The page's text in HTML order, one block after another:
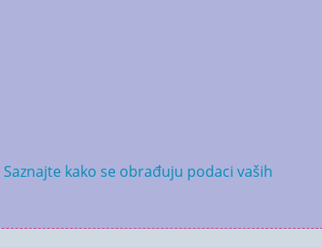
Saznajte kako se obrađuju podaci vaših